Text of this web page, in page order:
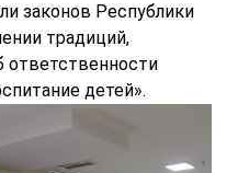
законов Республики
традиций,
ответственности
детей».